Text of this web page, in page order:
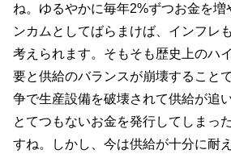
ね。ゆるやかに毎年2%ずつお金を増
ンカムとしてばらまけば、インフレ
考えられます。そもそも歴史上のハ
要と供給のバランスが崩壊すること
争で生産設備を破壊されて供給が追
とてつもないお金を発行してしまっ
すね。しかし、今は供給が十分に耐